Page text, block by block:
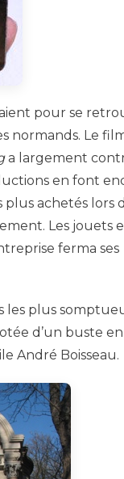
pour se
normands. Le
a largement
en font
plus achetés lors
Les jouets
ferma ses
les plus
d’un buste en
André Boisseau.